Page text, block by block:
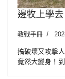
邊牧上學去
教戰手冊
搞破壞又攻擊
竟然大變身！